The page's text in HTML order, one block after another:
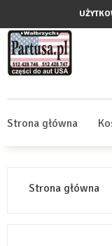
Strona główna
Strona główna